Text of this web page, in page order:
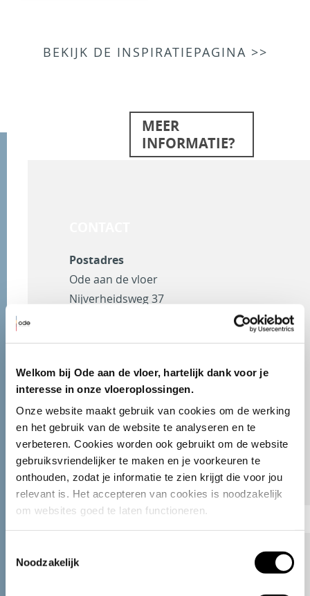
Welkom bij Ode aan de vloer, hartelijk dank voor je
interesse in onze vloeroplossingen.
Onze website maakt gebruik van cookies om de werking
en het gebruik van de website te analyseren en te
verbeteren. Cookies worden ook gebruikt om de website
gebruiksvriendelijker te maken en je voorkeuren te
onthouden, zodat je informatie te zien krijgt die voor jou
relevant is. Het accepteren van cookies is noodzakelijk
om websites goed te laten functioneren.
Noodzakelijk
BEKIJK DE INSPIRATIEPAGINA >>
MEER
INFORMATIE?
Postadres
Ode aan de vloer
Nijverheidsweg 37
Kantoor telefoon 078 68 45 401
E-mail ode@odeaandevloer.nl